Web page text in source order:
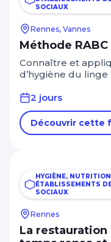
SOCIAUX
Rennes, Vannes
Méthode
Connaître et
d’hygiène du linge
2 jours
Découvrir cette
HYGIÈNE,
ÉTABLISSEMENTS
SOCIAUX
Rennes
La restauration